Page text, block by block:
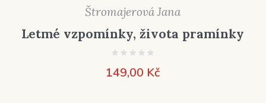
Štromajerová Jana
Letmé vzpomínky, života pramínky
149,00 Kč